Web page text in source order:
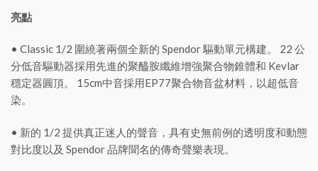
亮點
• Classic 1/2 圍繞著兩個全新的 Spendor 驅動單元構建。 22 公
分低音驅動器採用先進的聚醯胺纖維增強聚合物錐體和 Kevlar
穩定器圓頂。 15cm中音採用EP77聚合物音盆材料，以超低音
染。
• 新的 1/2 提供真正迷人的聲音，具有史無前例的透明度和動態
對比度以及 Spendor 品牌聞名的傳奇聲樂表現。